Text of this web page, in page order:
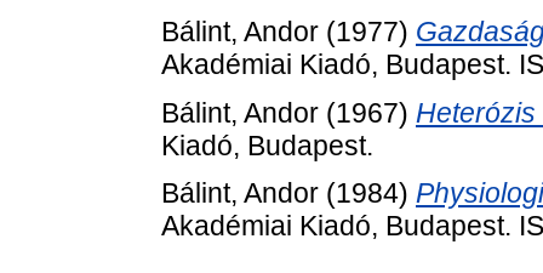
Bálint, Andor (1977)
Akadémiai Kiadó, Budapest.
Bálint, Andor (1967)
Kiadó, Budapest.
Bálint, Andor (1984)
Akadémiai Kiadó, Budapest.